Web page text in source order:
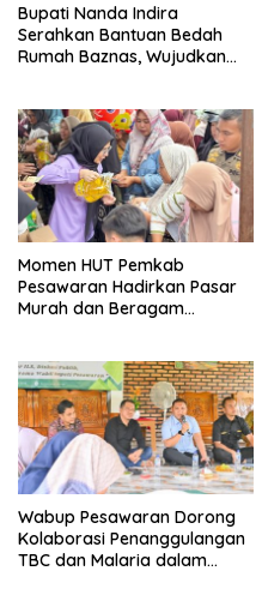
Bupati Nanda Indira
Serahkan Bantuan Bedah
Rumah Baznas, Wujudkan
Momen HUT Pemkab
Pesawaran Hadirkan Pasar
Murah dan Beragam
Wabup Pesawaran Dorong
Kolaborasi Penanggulangan
TBC dan Malaria dalam